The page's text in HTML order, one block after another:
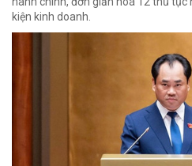
kiện kinh doanh.